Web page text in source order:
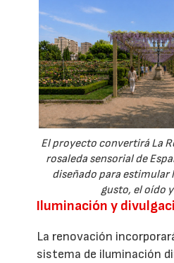
El proyecto convertirá La
rosaleda sensorial de
diseñado para estimular
gusto, el oído
Iluminación y
La renovación
sistema de iluminación